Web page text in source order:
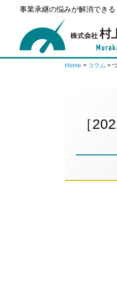
事業承継の悩みが解消でき
Home コラム
［